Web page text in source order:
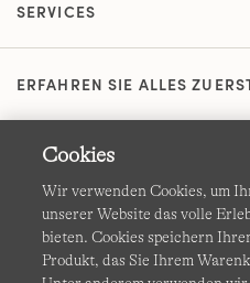
SERVICES
ERFAHREN SIE ALLES
AGB
Cookies
Wir verwenden Cookies, um
unserer Website das volle
bieten. Cookies speichern
Produkt, das Sie Ihrem